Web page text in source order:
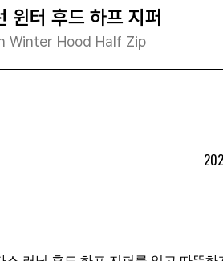
윈터 후드 하프 지퍼
Winter Hood Half Zip